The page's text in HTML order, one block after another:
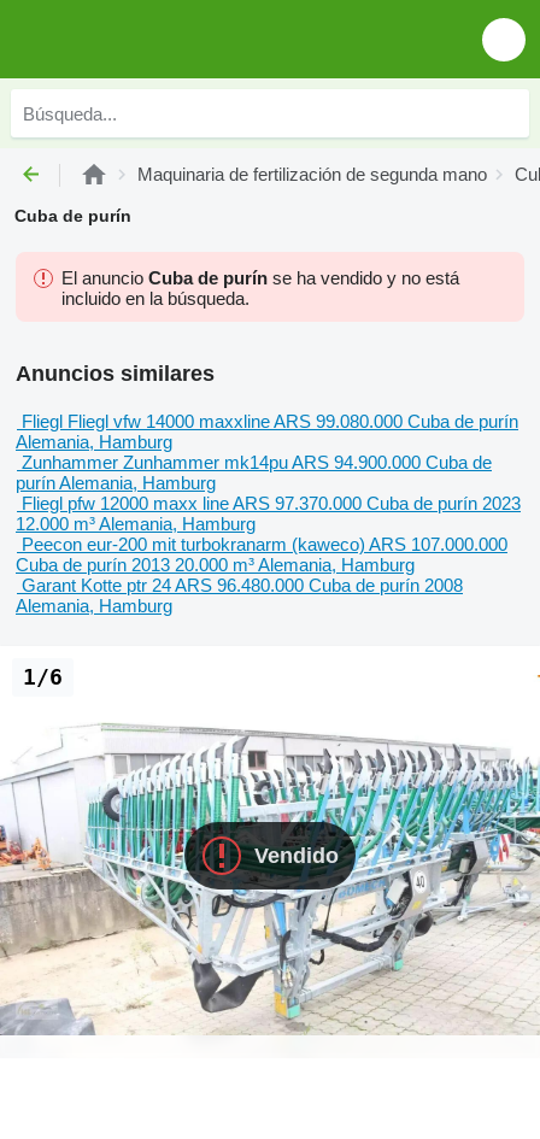
Maquinaria de fertilización de segunda mano
Cuba de purín
El anuncio Cuba de purín se ha vendido y no está
incluido en la búsqueda.
Anuncios similares
Fliegl Fliegl vfw 14000 maxxlineARS 99.080.000 Cuba de purín
Alemania, Hamburg
Zunhammer Zunhammer mk14puARS 94.900.000 Cuba de
purínAlemania, Hamburg
Fliegl pfw 12000 maxx lineARS 97.370.000 Cuba de purín 2023
12.000 m³Alemania, Hamburg
Peecon eur-200 mit turbokranarm (kaweco) ARS 107.000.000
Cuba de purín 2013 20.000 m³Alemania, Hamburg
Garant Kotte ptr 24ARS 96.480.000 Cuba de purín 2008
Alemania, Hamburg
Vendido
1/6